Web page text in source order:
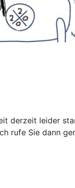
derzeit leider
rufe Sie dann